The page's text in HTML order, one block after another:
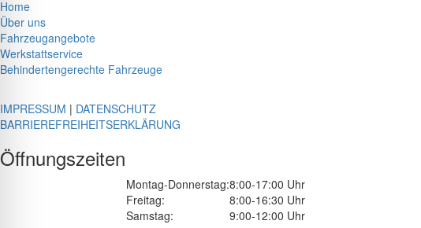
Home
Über uns
Fahrzeugangebote
Werkstattservice
Behindertengerechte Fahrzeuge
IMPRESSUM | DATENSCHUTZ
BARRIEREFREIHEITSERKLÄRUNG
Öffnungszeiten
Montag-Donnerstag:8:00-17:00 Uhr
Freitag:
8:00-16:30 Uhr
Samstag:
9:00-12:00 Uhr